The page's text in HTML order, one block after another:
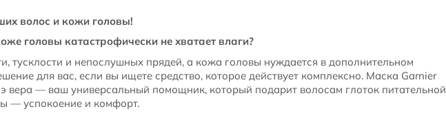
волос и кожи головы!
головы катастрофически не хватает влаги?
тусклости и непослушных прядей, а кожа головы нуждается в дополнительном
для вас, если вы ищете средство, которое действует комплексно. Маска Garnier
вера — ваш универсальный помощник, который подарит волосам глоток питательной
— успокоение и комфорт.